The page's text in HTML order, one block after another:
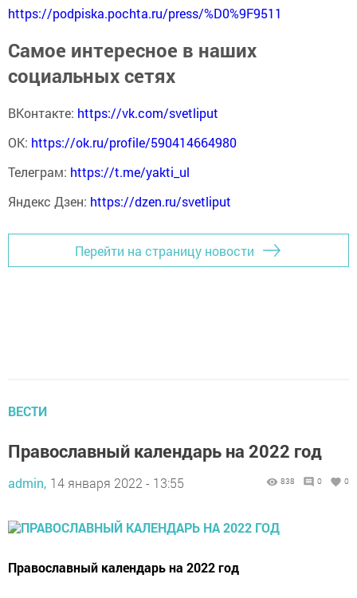
https://podpiska.pochta.ru/press/%D0%9F9511
Самое интересное в наших
социальных сетях
ВКонтакте: https://vk.com/svetliput
ОК: https://ok.ru/profile/590414664980
Телеграм: https://t.me/yakti_ul
Яндекс Дзен: https://dzen.ru/svetliput
Перейти на страницу новости
ВЕСТИ
Православный календарь на 2022 год
admin, 14 января 2022 - 13:55 838 0 0
Православный календарь на 2022 год